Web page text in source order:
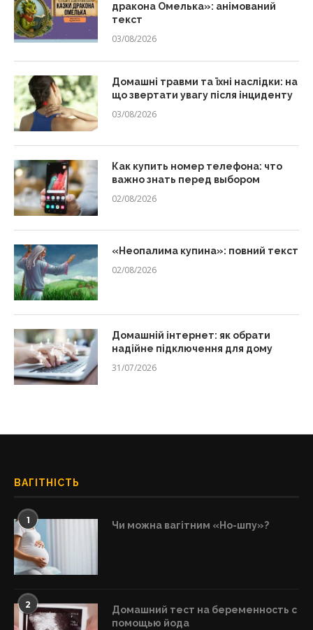
дракона Омелька»: анімований
текст
03/08/2026
Домашні травми та їхні наслідки: на
що звертати увагу після інциденту
03/08/2026
Как купить номер телефона: что
важно знать перед выбором
02/08/2026
«Неопалима купина»: повний текст
02/08/2026
Домашній інтернет: як обрати
надійне підключення для дому
31/07/2026
ВАГІТНІСТЬ
1 Чи можна вагітним «Но-шпу»?
2
Домашний тест на беременность с
помощью йода